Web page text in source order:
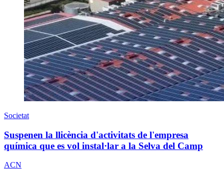
Societat
Suspenen la llicència d'activitats de l'empresa
química que es vol instal·lar a la Selva del Camp
ACN